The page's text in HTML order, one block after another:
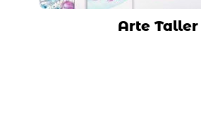
Arte Taller